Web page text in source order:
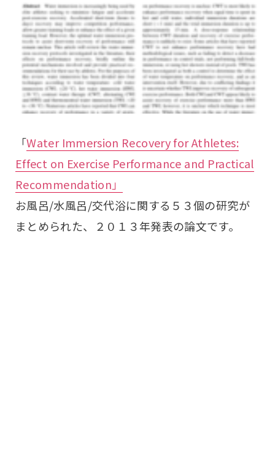
「Water Immersion Recovery for Athletes:
Effect on Exercise Performance and Practical
Recommendation」
お風呂/水風呂/交代浴に関する５３個の研究が
まとめられた、２０１３年発表の論文です。